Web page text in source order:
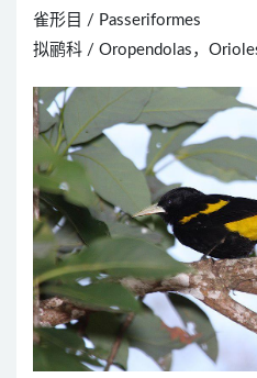
雀形目 / Passeriformes
拟鹂科 / Oropendolas，